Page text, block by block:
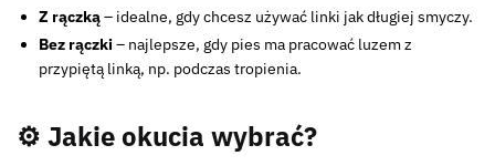
Z rączką– idealne, gdy chcesz używać linki jak długiej smyczy.
Bez rączki– najlepsze, gdy pies ma pracować luzem z
przypiętą linką, np. podczas tropienia.
⚙️ Jakie okucia wybrać?